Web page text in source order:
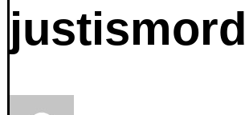
justismord